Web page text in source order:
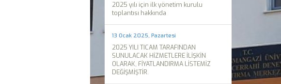
2025 yılı için ilk yönetim kurulu
toplantısı hakkında
13 Ocak 2025, Pazartesi
2025 YILI TICAM TARAFINDAN
SUNULACAK HİZMETLERE İLİŞKİN
OLARAK, FİYATLANDIRMA LİSTEMİZ
DEĞİŞMİŞTİR.